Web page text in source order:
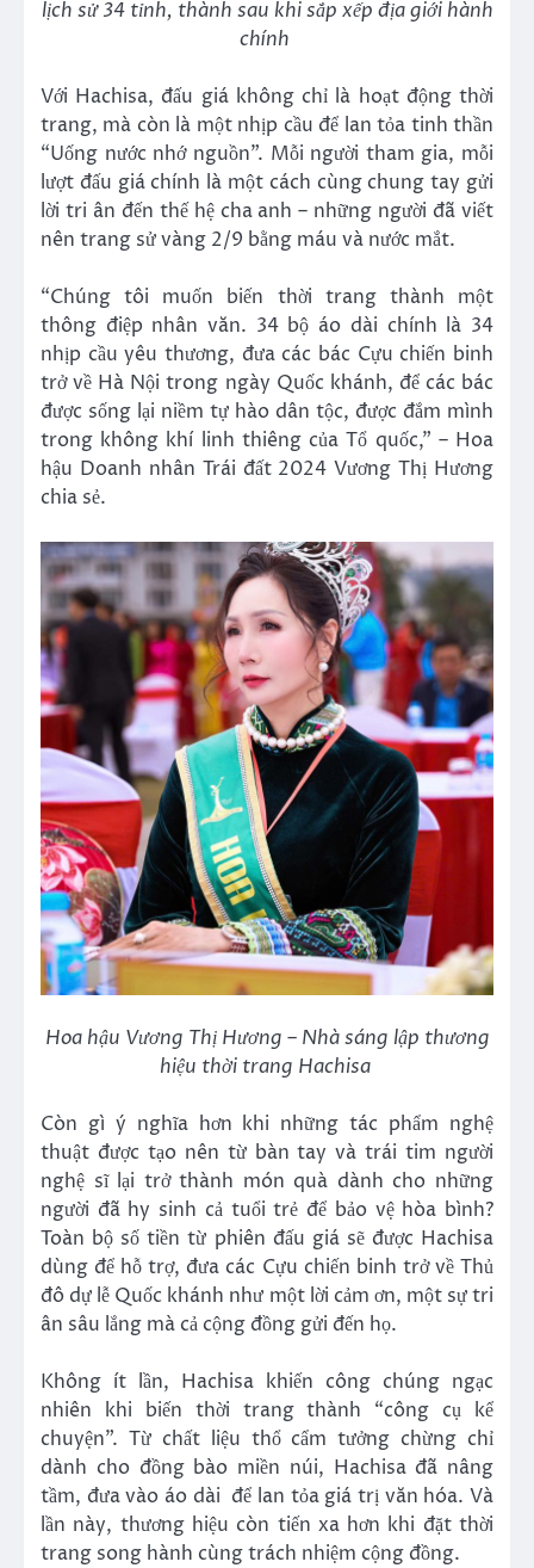
lịch sử 34 tỉnh, thành sau khi sắp xếp địa giới hành
chính
Với Hachisa, đấu giá không chỉ là hoạt động thời
trang, mà còn là một nhịp cầu để lan tỏa tinh thần
“Uống nước nhớ nguồn”. Mỗi người tham gia, mỗi
lượt đấu giá chính là một cách cùng chung tay gửi
lời tri ân đến thế hệ cha anh – những người đã viết
nên trang sử vàng 2/9 bằng máu và nước mắt.
“Chúng tôi muốn biến thời trang thành một
thông điệp nhân văn. 34 bộ áo dài chính là 34
nhịp cầu yêu thương, đưa các bác Cựu chiến binh
trở về Hà Nội trong ngày Quốc khánh, để các bác
được sống lại niềm tự hào dân tộc, được đắm mình
trong không khí linh thiêng của Tổ quốc,” – Hoa
hậu Doanh nhân Trái đất 2024 Vương Thị Hương
chia sẻ.
Hoa hậu Vương Thị Hương – Nhà sáng lập thương
hiệu thời trang Hachisa
Còn gì ý nghĩa hơn khi những tác phẩm nghệ
thuật được tạo nên từ bàn tay và trái tim người
nghệ sĩ lại trở thành món quà dành cho những
người đã hy sinh cả tuổi trẻ để bảo vệ hòa bình?
Toàn bộ số tiền từ phiên đấu giá sẽ được Hachisa
dùng để hỗ trợ, đưa các Cựu chiến binh trở về Thủ
đô dự lễ Quốc khánh như một lời cảm ơn, một sự tri
ân sâu lắng mà cả cộng đồng gửi đến họ.
Không ít lần, Hachisa khiến công chúng ngạc
nhiên khi biến thời trang thành “công cụ kể
chuyện”. Từ chất liệu thổ cẩm tưởng chừng chỉ
dành cho đồng bào miền núi, Hachisa đã nâng
tầm, đưa vào áo dài để lan tỏa giá trị văn hóa. Và
lần này, thương hiệu còn tiến xa hơn khi đặt thời
trang song hành cùng trách nhiệm cộng đồng.